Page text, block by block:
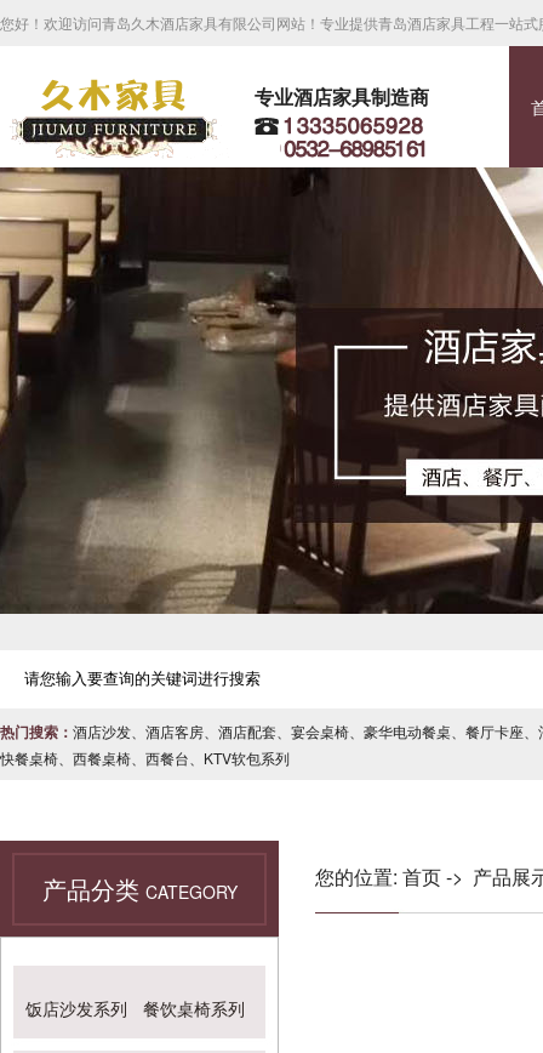
您好！欢迎访问青岛久木酒店家具有限公司网站！专业提供青岛酒店家具工程一站式
专业酒店家具制造商
热门搜索： 酒店沙发 酒店客房 酒店配套 宴会桌椅 豪华电动餐桌 餐厅卡座
快餐桌椅
西餐桌椅 西餐台 KTV软包系列
产品分类 CATEGORY
饭店沙发系列 餐饮桌椅系列
您的位置: 首页-> 产品展